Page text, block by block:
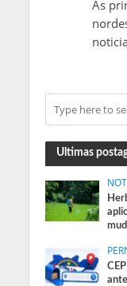
As
Ultimas